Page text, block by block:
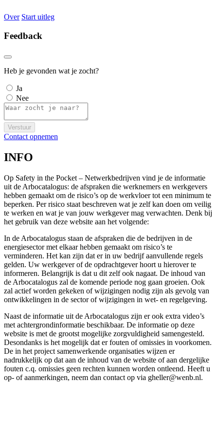
Over Start uitleg
Feedback
Heb je gevonden wat je zocht?
Ja
Nee
Verstuur
Contact opnemen
INFO
Op Safety in the Pocket – Netwerkbedrijven vind je de informatie
uit de Arbocatalogus: de afspraken die werknemers en werkgevers
hebben gemaakt om de risico’s op de werkvloer tot een minimum te
beperken. Per risico staat beschreven wat je zelf kan doen om veilig
te werken en wat je van jouw werkgever mag verwachten. Denk bij
het gebruik van deze website aan het volgende:
In de Arbocatalogus staan de afspraken die de bedrijven in de
energiesector met elkaar hebben gemaakt om risico’s te
verminderen. Het kan zijn dat er in uw bedrijf aanvullende regels
gelden. Uw werkgever of de opdrachtgever hoort u hierover te
informeren. Belangrijk is dat u dit zelf ook nagaat. De inhoud van
de Arbocatalogus zal de komende periode nog gaan groeien. Ook
zal actief worden gekeken of wijzigingen nodig zijn als gevolg van
ontwikkelingen in de sector of wijzigingen in wet- en regelgeving.
Naast de informatie uit de Arbocatalogus zijn er ook extra video’s
met achtergrondinformatie beschikbaar. De informatie op deze
website is met de grootst mogelijke zorgvuldigheid samengesteld.
Desondanks is het mogelijk dat er fouten of omissies in voorkomen.
De in het project samenwerkende organisaties wijzen er
nadrukkelijk op dat aan de inhoud van de website of aan dergelijke
fouten c.q. omissies geen rechten kunnen worden ontleend. Heeft u
op- of aanmerkingen, neem dan contact op via gheller@wenb.nl.